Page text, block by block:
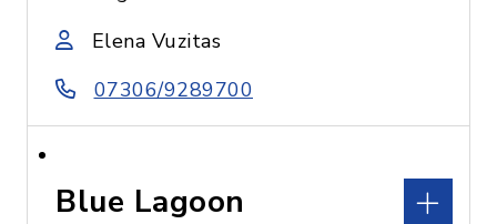
Elena Vuzitas
07306/9289700
Blue Lagoon